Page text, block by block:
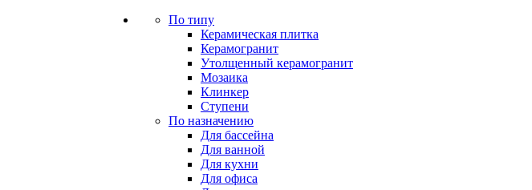
По типу
Керамическая плитка
Керамогранит
Утолщенный керамогранит
Мозаика
Клинкер
Ступени
По назначению
Для бассейна
Для ванной
Для кухни
Для офиса